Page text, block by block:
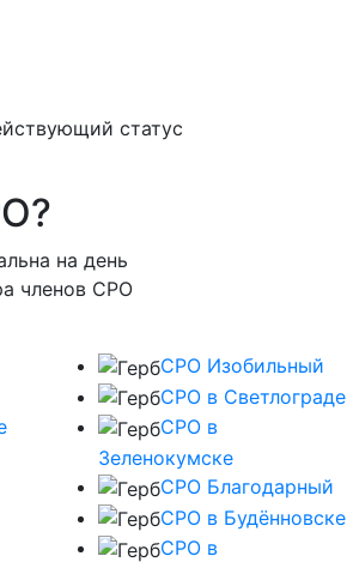
статус
на день
членов СРО
СРО Изобильный
СРО в Светлограде
СРО в
Зеленокумске
СРО Благодарный
СРО в Будённовске
СРО в